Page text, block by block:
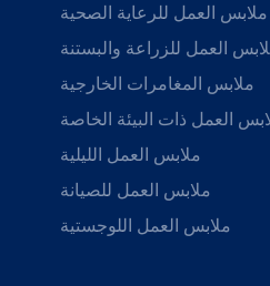
ملابس العمل للرعاية الصحية
العمل للزراعة والبستنة
ملابس المغامرات الخارجية
العمل ذات البيئة الخاصة
ملابس العمل الليلية
ملابس العمل للصيانة
ملابس العمل اللوجستية